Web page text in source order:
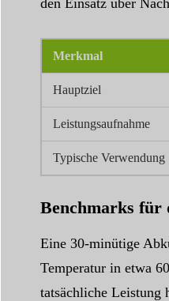
den Einsatz über
Merkmal
Hauptziel
Leistungsaufnahme
Typische Verwendung
Benchmarks für
Eine 30-minütige
Temperatur in etwa
tatsächliche Leistung